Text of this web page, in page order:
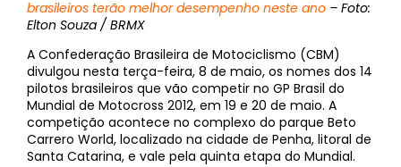
brasileiros terão melhor desempenho neste ano – Foto:
Elton Souza / BRMX
A Confederação Brasileira de Motociclismo (CBM)
divulgou nesta terça-feira, 8 de maio, os nomes dos 14
pilotos brasileiros que vão competir no GP Brasil do
Mundial de Motocross 2012, em 19 e 20 de maio. A
competição acontece no complexo do parque Beto
Carrero World, localizado na cidade de Penha, litoral de
Santa Catarina, e vale pela quinta etapa do Mundial.